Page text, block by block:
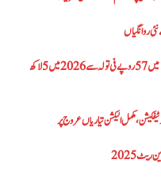
روانگیاں
پاکستان میں سونے کی قیمت کا 79 سالہ سفر: 1947 میں 57 روپے فی تولہ سے 2026 میں 5 لاکھ